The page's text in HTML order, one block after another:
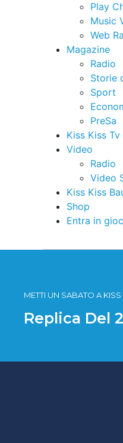
Play
Music
Web
Magazine
Radio
Storie
Sport
PreSa
Kiss Kiss Tv
Video
Radio
Video
Kiss Kiss
Shop
Entra in
METTI UN SABATO A
Replica Del